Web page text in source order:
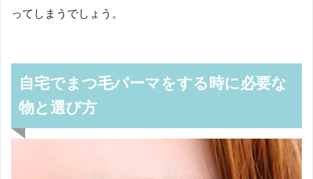
ってしまうでしょう。
自宅でまつ毛パーマをする時に必要な
物と選び方